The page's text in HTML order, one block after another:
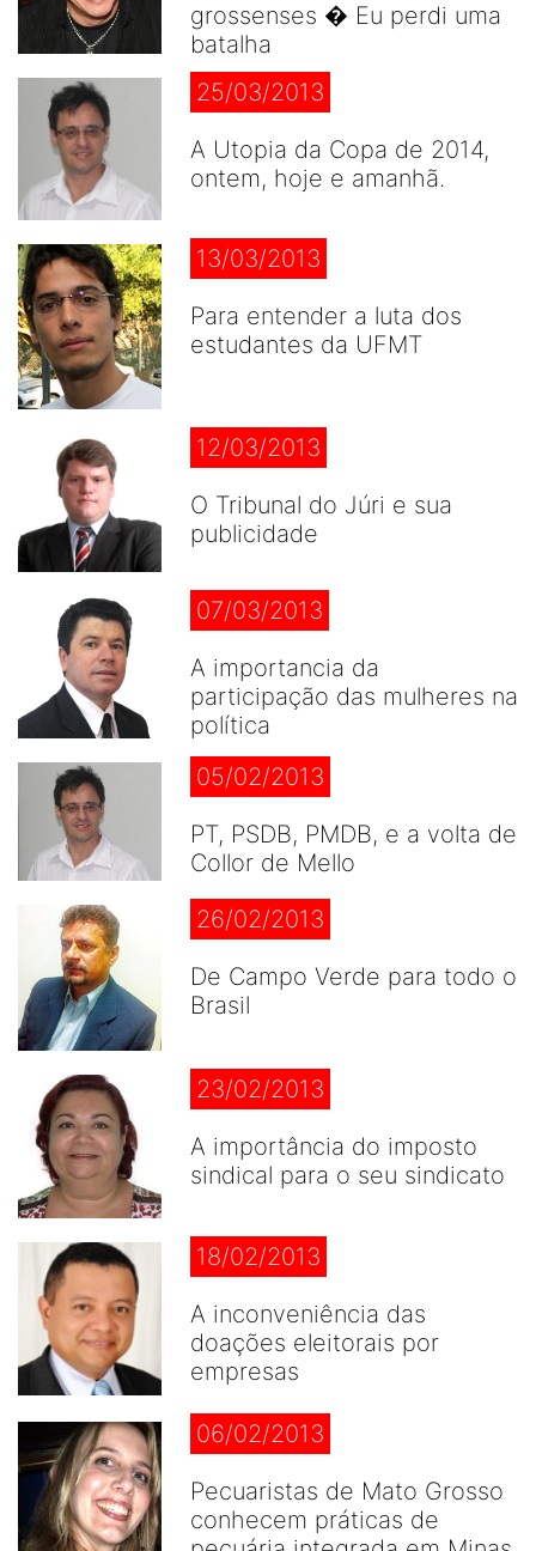
grossenses � Eu perdi uma
batalha
25/03/2013
A Utopia da Copa de 2014,
ontem, hoje e amanhã.
13/03/2013
Para entender a luta dos
estudantes da UFMT
12/03/2013
O Tribunal do Júri e sua
publicidade
07/03/2013
A importancia da
participação das mulheres na
política
05/02/2013
PT, PSDB, PMDB, e a volta de
Collor de Mello
26/02/2013
De Campo Verde para todo o
Brasil
23/02/2013
A importância do imposto
sindical para o seu sindicato
18/02/2013
A inconveniência das
doações eleitorais por
empresas
06/02/2013
Pecuaristas de Mato Grosso
conhecem práticas de